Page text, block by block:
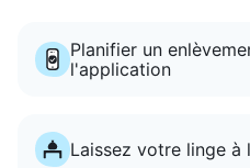
Planifier un
l'application
Laissez votre linge